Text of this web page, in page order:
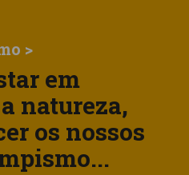
>
em
natureza,
os nossos